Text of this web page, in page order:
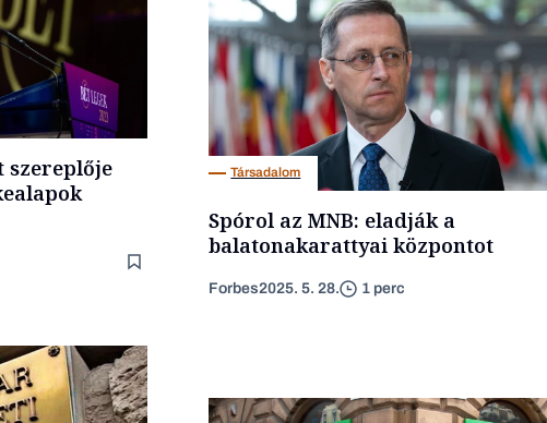
szereplője
Társadalom
Spórol az MNB: eladják a
balatonakarattyai központot
Forbes2025. 5. 28. 1 perc